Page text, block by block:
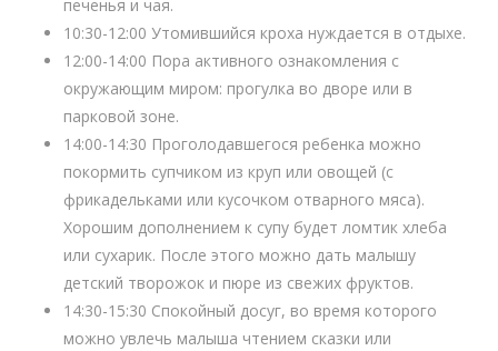
печенья и чая.
10:30-12:00 Утомившийся кроха нуждается в отдыхе.
12:00-14:00 Пора активного ознакомления с
окружающим миром: прогулка во дворе или в
парковой зоне.
14:00-14:30 Проголодавшегося ребенка можно
покормить супчиком из круп или овощей (с
фрикадельками или кусочком отварного мяса).
Хорошим дополнением к супу будет ломтик хлеба
или сухарик. После этого можно дать малышу
детский творожок и пюре из свежих фруктов.
14:30-15:30 Спокойный досуг, во время которого
можно увлечь малыша чтением сказки или